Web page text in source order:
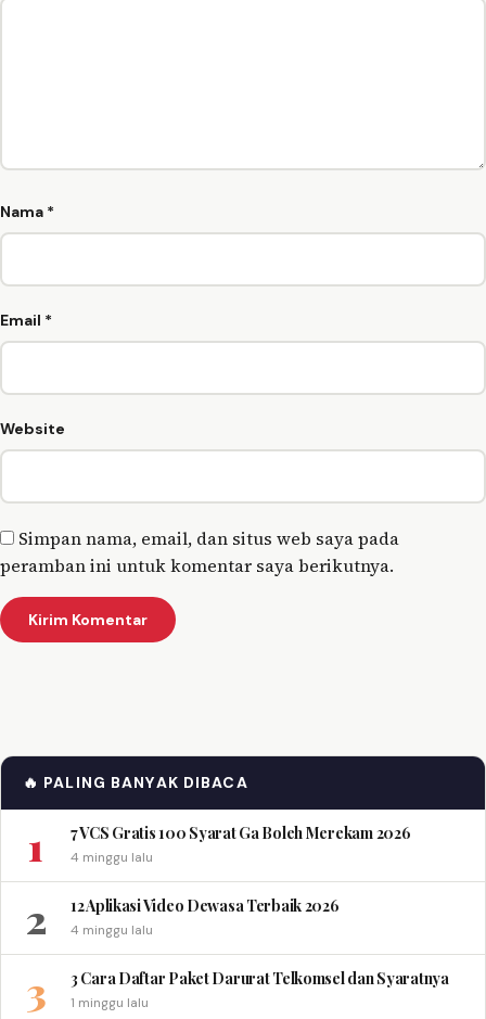
Nama *
Email *
Website
Simpan nama, email, dan situs web saya pada
peramban ini untuk komentar saya berikutnya.
🔥 PALING BANYAK DIBACA
1 7 VCS Gratis 100 Syarat Ga Boleh Merekam 2026
4 minggu lalu
2 12 Aplikasi Video Dewasa Terbaik 2026
4 minggu lalu
3 3 Cara Daftar Paket Darurat Telkomsel dan Syaratnya
1 minggu lalu